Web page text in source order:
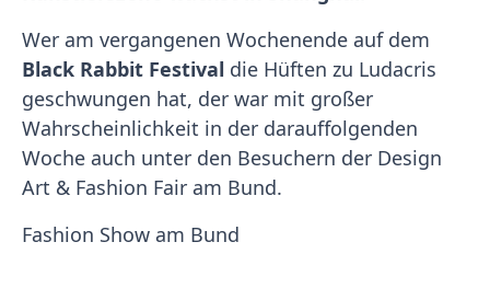
Wer am vergangenen Wochenende auf dem
Black Rabbit Festival die Hüften zu Ludacris
geschwungen hat, der war mit großer
Wahrscheinlichkeit in der darauffolgenden
Woche auch unter den Besuchern der Design
Art & Fashion Fair am Bund.
Fashion Show am Bund